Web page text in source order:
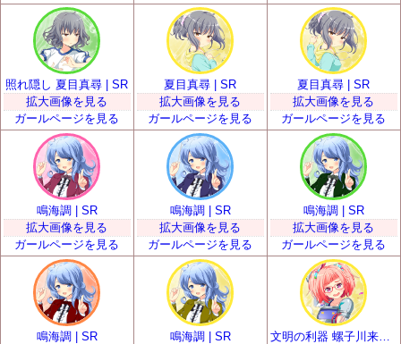
照れ隠し 夏目真尋 | SR
拡大画像を見る
ガールページを見る
夏目真尋 | SR
拡大画像を見る
ガールページを見る
夏目真尋 | SR
拡大画像を見る
ガールページを見る
鳴海調 | SR
拡大画像を見る
ガールページを見る
鳴海調 | SR
拡大画像を見る
ガールページを見る
鳴海調 | SR
拡大画像を見る
ガールページを見る
鳴海調 | SR
鳴海調 | SR
文明の利器 螺子川来夢 | SR